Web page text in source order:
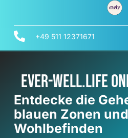
+49 511 12371671
Ever-Well.Life
Entdecke die
blauen Zonen
Wohlbefinden